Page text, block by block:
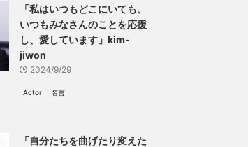
「私はいつもどこにいても、
いつもみなさんのことを応援
し、愛しています」kim-
jiwon
2024/9/29
Actor 名言
「自分たちを曲げたり変えた